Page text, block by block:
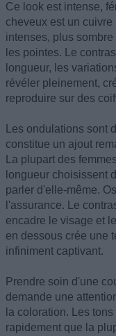
Ce look est intense,
cheveux est un
intenses, plus
les pointes. Le
longueur, les
révéler pleinement,
reproduire sur des
Les ondulations sont
constitue un ajout
La plupart des
longueur choisissent
parler d'elle-même.
l'assurance. Le
encadre le visage et
en dessous crée une
infiniment captivant.
Prendre soin d'une
demande une
la coloration. Les
rapidement que la